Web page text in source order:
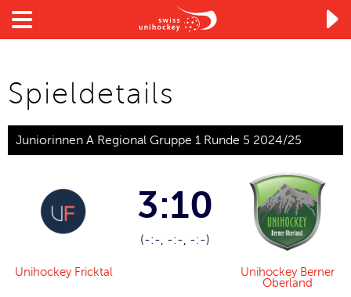

Spieldetails
Juniorinnen A Regional Gruppe 1 Runde 5 2024/25
Unihockey Fricktal
3:10
(-:-, -:-, -:-)
Unihockey Berner
Oberland